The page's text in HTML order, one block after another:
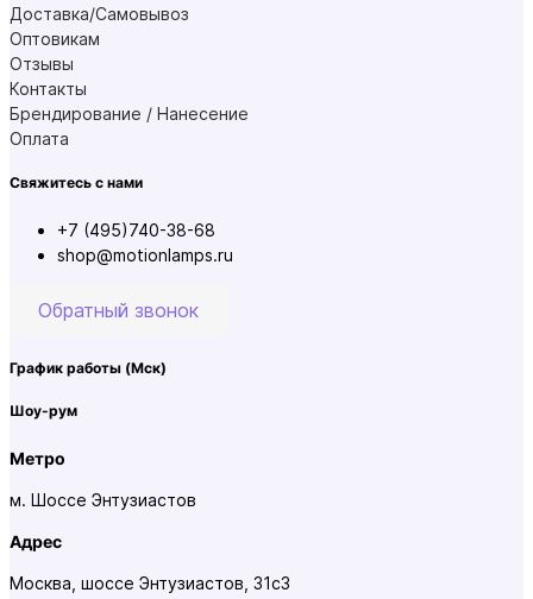
Доставка/Самовывоз
Оптовикам
Отзывы
Контакты
Брендирование / Нанесение
Оплата
Свяжитесь с нами
+7 (495)740-38-68
shop@motionlamps.ru
Обратный звонок
График работы (Мск)
Шоу-рум
Метро
м. Шоссе Энтузиастов
Адрес
Москва, шоссе Энтузиастов, 31с3